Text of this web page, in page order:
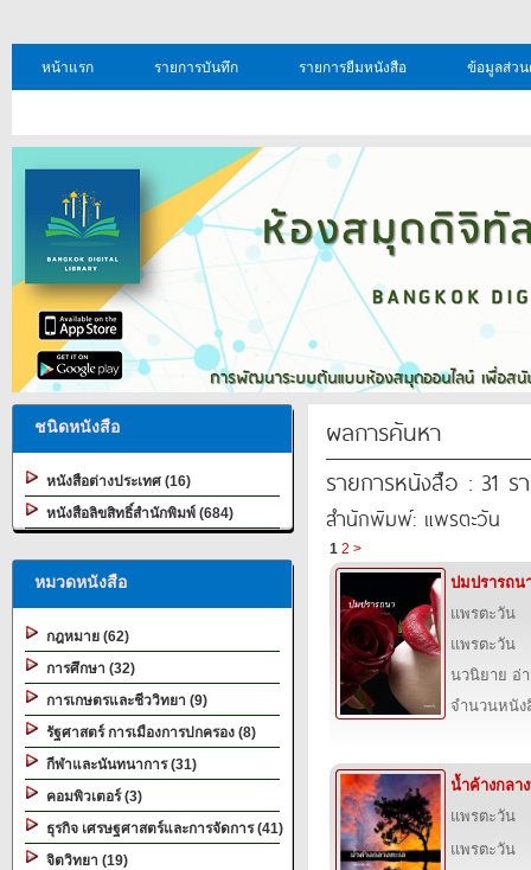
หน้าแรก รายการบันทึก รายการยืมหนังสือ ข้อมูลส่ว
ชนิดหนังสือ
หนังสือต่างประเทศ (16)
หนังสือลิขสิทธิ์สำนักพิมพ์ (684)
หมวดหนังสือ
กฎหมาย (62)
การศึกษา (32)
การเกษตรและชีววิทยา (9)
รัฐศาสตร์ การเมืองการปกครอง (8)
กีฬาและนันทนาการ (31)
คอมพิวเตอร์ (3)
ธุรกิจ เศรษฐศาสตร์และการจัดการ (41)
จิตวิทยา (19)
ผลการค้นหา
รายการหนังสือ : 31 ร
สำนักพิมพ์: แพรตะวัน
1 2 >
ปมปรารถน
แพรตะวัน
แพรตะวัน
นวนิยาย อ่
จำนวนหนัง
น้ำค้างกลา
แพรตะวัน
แพรตะวัน